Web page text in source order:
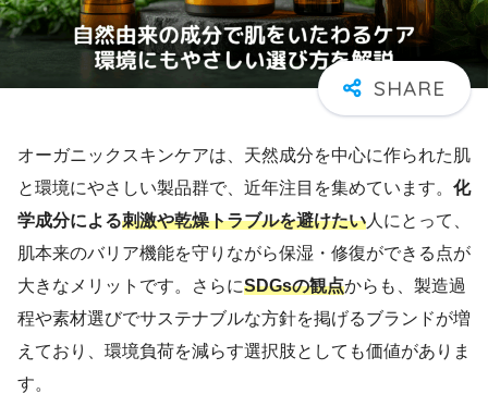
オーガニックスキンケアは、天然成分を中心に作られた肌
と環境にやさしい製品群で、近年注目を集めています。 化
学成分による刺激や乾燥トラブルを避けたい人にとって、
肌本来のバリア機能を守りながら保湿・修復ができる点が
大きなメリットです。さらにSDGsの観点からも、製造過
程や素材選びでサステナブルな方針を掲げるブランドが増
えており、環境負荷を減らす選択肢としても価値がありま
す。